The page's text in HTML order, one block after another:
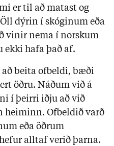
er til að matast og
dýrin í skóginum eða
vinir nema í norskum
ekki hafa það af.
beita ofbeldi, bæði
öðru. Náðum við á
í þeirri iðju að við
heiminn. Ofbeldið varð
eða öðrum
alltaf verið þarna.